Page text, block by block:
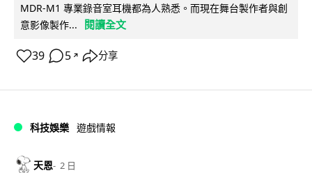
MDR-M1 專業錄音室耳機都為人熟悉。而現在舞台製作者與創
意影像製作...
閱讀全文
39 5 ↗ 分享
科技娛樂 遊戲情報
天恩 2 日